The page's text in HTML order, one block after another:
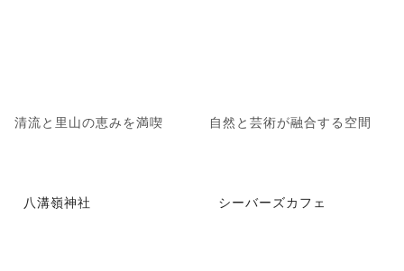
清流と里山の恵みを満喫 自然と芸術が融合する空間
八溝嶺神社 シーバーズカフェ